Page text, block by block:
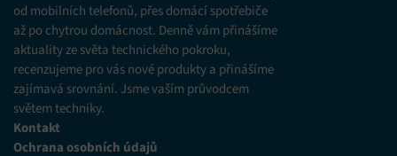
od mobilních telefonů, přes domácí spotřebiče
až po chytrou domácnost. Denně vám přinášíme
aktuality ze světa technického pokroku,
recenzujeme pro vás nové produkty a přinášíme
zajímavá srovnání. Jsme vaším průvodcem
světem techniky.
Kontakt
Ochrana osobních údajů